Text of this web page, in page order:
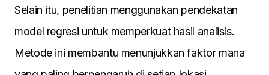
Selain itu, penelitian menggunakan pendekatan
model regresi untuk memperkuat hasil analisis.
Metode ini membantu menunjukkan faktor mana